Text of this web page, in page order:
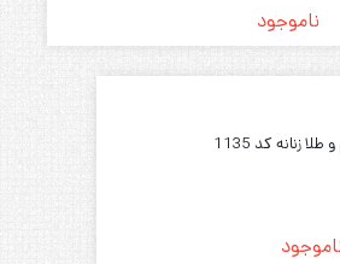
ناموجود
زنانه کد 1135